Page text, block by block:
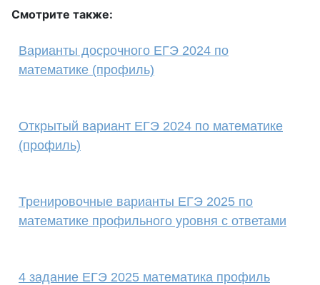
Смотрите также:
Варианты досрочного ЕГЭ 2024 по
математике (профиль)
Открытый вариант ЕГЭ 2024 по математике
(профиль)
Тренировочные варианты ЕГЭ 2025 по
математике профильного уровня с ответами
4 задание ЕГЭ 2025 математика профиль